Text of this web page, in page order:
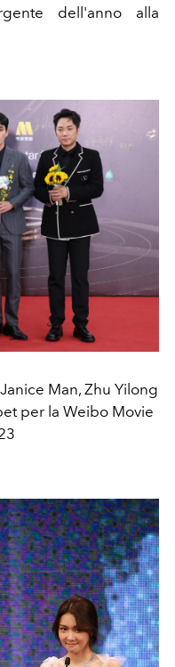
dell'anno alla
Man, Zhu Yilong
per la Weibo Movie